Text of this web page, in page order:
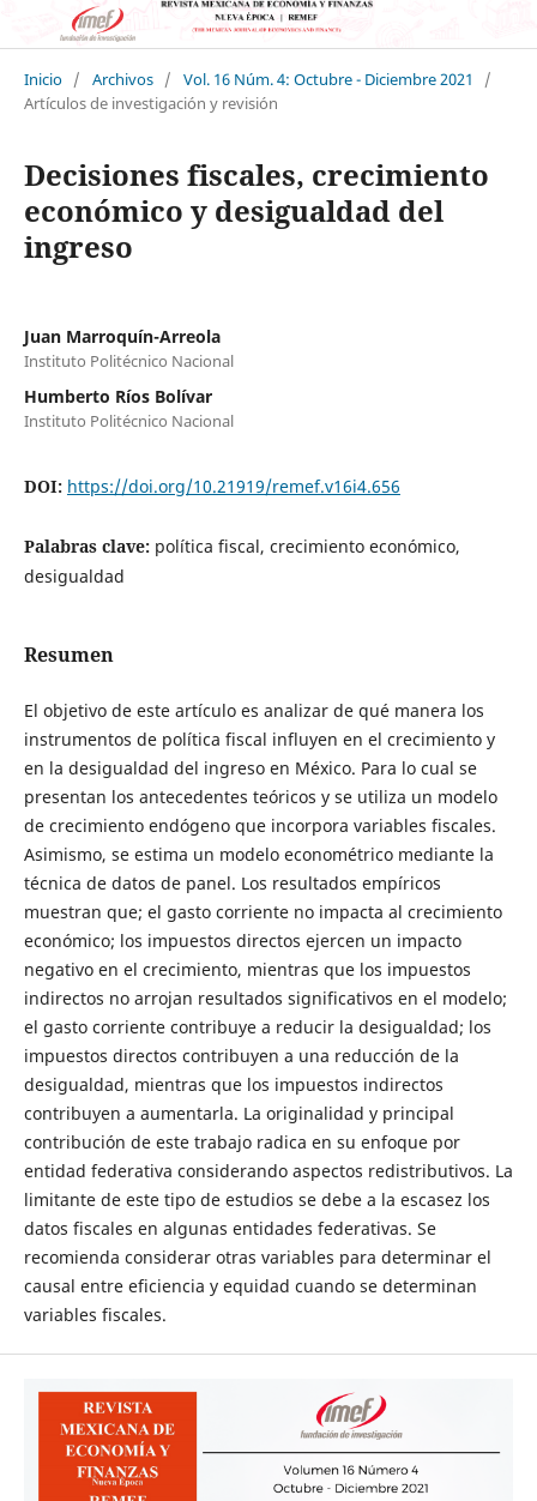
Inicio / Archivos / Vol. 16 Núm. 4: Octubre - Diciembre 2021
/
Artículos de investigación y revisión
Decisiones fiscales, crecimiento
económico y desigualdad del
ingreso
Juan Marroquín-Arreola
Instituto Politécnico Nacional
Humberto Ríos Bolívar
Instituto Politécnico Nacional
DOI: https://doi.org/10.21919/remef.v16i4.656
Palabras clave: política fiscal, crecimiento económico,
desigualdad
Resumen
El objetivo de este artículo es analizar de qué manera los
instrumentos de política fiscal influyen en el crecimiento y
en la desigualdad del ingreso en México. Para lo cual se
presentan los antecedentes teóricos y se utiliza un modelo
de crecimiento endógeno que incorpora variables fiscales.
Asimismo, se estima un modelo econométrico mediante la
técnica de datos de panel. Los resultados empíricos
muestran que; el gasto corriente no impacta al crecimiento
económico; los impuestos directos ejercen un impacto
negativo en el crecimiento, mientras que los impuestos
indirectos no arrojan resultados significativos en el modelo;
el gasto corriente contribuye a reducir la desigualdad; los
impuestos directos contribuyen a una reducción de la
desigualdad, mientras que los impuestos indirectos
contribuyen a aumentarla. La originalidad y principal
contribución de este trabajo radica en su enfoque por
entidad federativa considerando aspectos redistributivos. La
limitante de este tipo de estudios se debe a la escasez los
datos fiscales en algunas entidades federativas. Se
recomienda considerar otras variables para determinar el
causal entre eficiencia y equidad cuando se determinan
variables fiscales.